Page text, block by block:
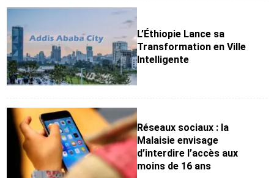
L’Éthiopie Lance sa
Transformation en Ville
Intelligente
Réseaux sociaux : la
Malaisie envisage
d’interdire l’accès aux
moins de 16 ans